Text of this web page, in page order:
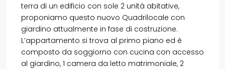
terra di un edificio con sole 2 unità abitative,
proponiamo questo nuovo Quadrilocale con
giardino attualmente in fase di costruzione.
L’appartamento si trova al primo piano ed è
composto da soggiorno con cucina con accesso
al giardino, 1 camera da letto matrimoniale, 2